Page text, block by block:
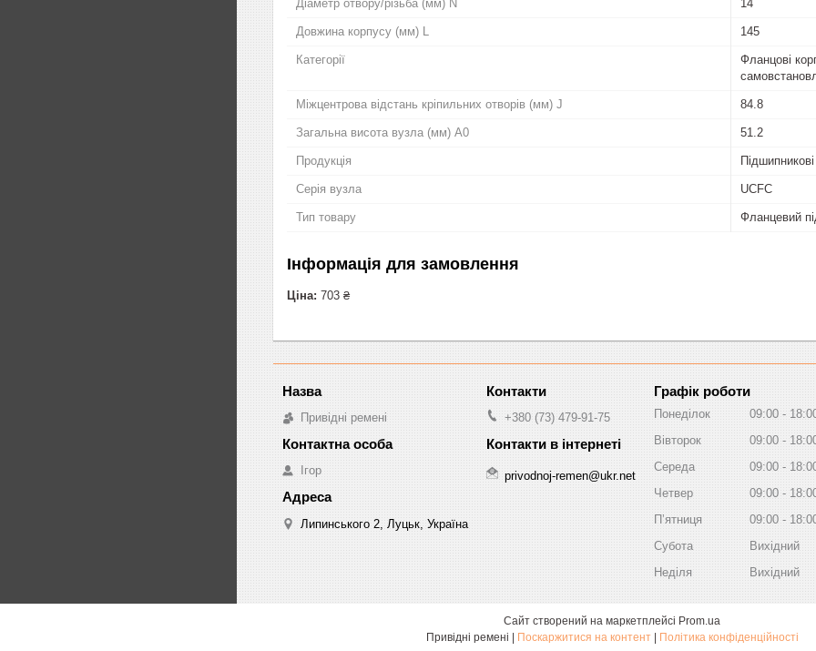
Діаметр отвору/різьба (мм) N 14
Довжина корпусу (мм) L 145
Категорії
Фланцові
Міжцентрова відстань кріпильних отворів (мм) J 84.8
Загальна висота вузла (мм) A0 51.2
Продукція
Серія вузла UCFC
Тип товару Фланцевий
Інформація для замовлення
Ціна: 703 ₴
Привідні ремені
Ігор
Липинського 2, Луцьк, Україна
+380 (73) 479-91-75
privodnoj-remen@ukr.net
Графік роботи
Понеділок 09:00
Вівторок
09:00
Середа
09:00
Четвер
09:00
Пʼятниця
09:00
Субота
Вихідний
Неділя
Вихідний
Сайт створений на маркетплейсі Prom.ua
Поскаржитися на контент Політика конфіденційності